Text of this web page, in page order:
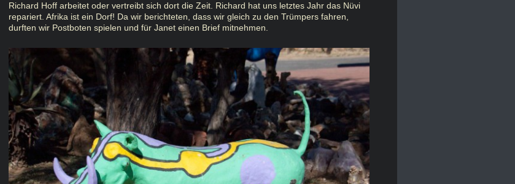
Richard Hoff arbeitet oder vertreibt sich dort die Zeit. Richard hat uns letztes Jahr das Nüvi
repariert. Afrika ist ein Dorf! Da wir berichteten, dass wir gleich zu den Trümpers fahren,
durften wir Postboten spielen und für Janet einen Brief mitnehmen.